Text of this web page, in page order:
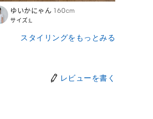
ゆいかにゃん 160cm
サイズ:L
スタイリングをもっとみる
レビューを書く